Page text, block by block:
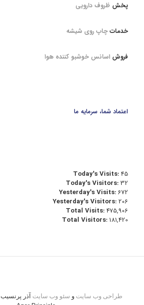
پخش ظروف دارویی
خدماتچاپ روی شیشه
فروش اسانس خوشبو کننده هوا
اعتماد شما، سرمایه ما
Today's Visits:45
Today's Visitors:32
Yesterday's Visits:672
Yesterday's Visitors:206
Total Visits:475,906
Total Visitors:181,420
طراحی وب سایت و سئو وب سایت آذر پرنسیب